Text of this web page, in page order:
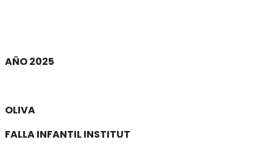
AÑO 2025
OLIVA
FALLA INFANTIL INSTITUT